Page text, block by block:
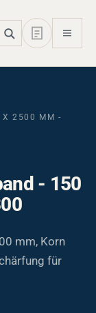
X 2500 MM -
- 150
mm, Korn
für